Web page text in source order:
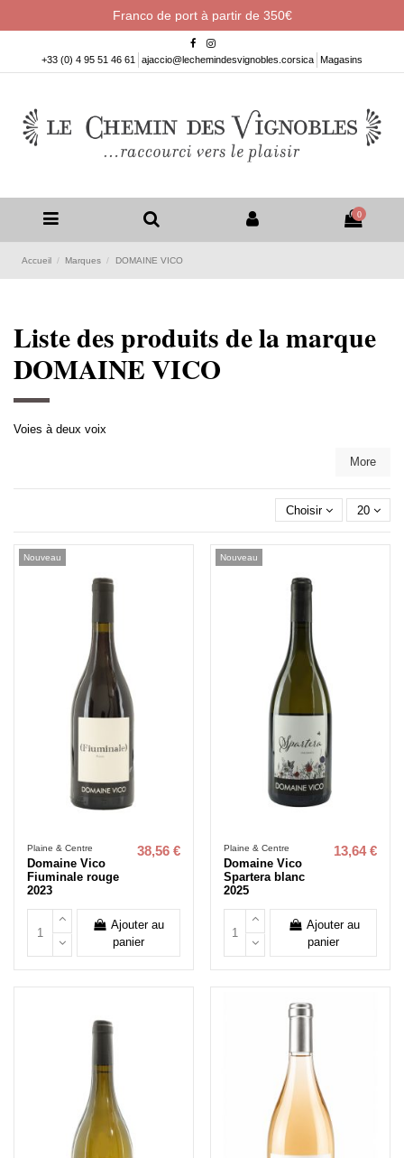
Franco de port à partir de 350€
+33 (0) 4 95 51 46 61 ajaccio@lechemindesvignobles.corsica Magasins
0
Accueil Marques DOMAINE VICO
Liste des produits de la marque
DOMAINE VICO
Voies à deux voix
More
Choisir 20
Nouveau
Plaine & Centre
Domaine Vico
Fiuminale rouge
2023
38,56 €
Ajouter au
panier
Nouveau
Plaine & Centre
Domaine Vico
Spartera blanc
2025
13,64 €
Ajouter au
panier